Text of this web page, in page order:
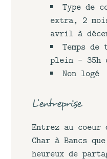
Type de
extra, 2
avril à
Temps
plein - 35h
Non logé
L'entreprise
Entrez au
Char à Bancs que
heureux de